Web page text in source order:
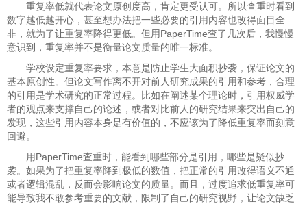
重复率低就代表论文原创度高，肯定更受认可。所以查重时看到
数字越低越开心，甚至想办法把一些必要的引用内容也改得面目全
非，就为了让重复率降得更低。但用PaperTime查了几次后，我慢慢
意识到，重复率并不是衡量论文质量的唯一标准。
学校设定重复率要求，本意是防止学生大面积抄袭，保证论文的
基本原创性。但论文写作离不开对前人研究成果的引用和参考，合理
的引用是学术研究的正常过程。比如在阐述某个理论时，引用权威学
者的观点来支撑自己的论述，或者对比前人的研究结果来突出自己的
发现，这些引用内容本身是有价值的，不应该为了降低重复率而刻意
回避。
用PaperTime查重时，能看到哪些部分是引用，哪些是疑似抄
袭。如果为了把重复率降到极低的数值，把正常的引用改得语义不通
或者逻辑混乱，反而会影响论文的质量。而且，过度追求低重复率可
能导致我不敢参考重要的文献，限制了自己的研究视野，让论文缺乏